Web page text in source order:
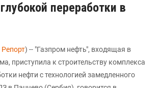
переработки в
) -- "Газпром нефть", входящая в
приступила к строительству комплекса
нефти с технологией замедленного